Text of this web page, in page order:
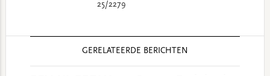
25/2279
GERELATEERDE BERICHTEN